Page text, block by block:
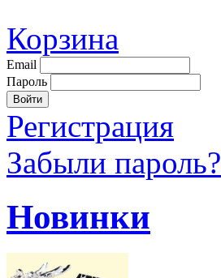
Корзина
Email
Пароль
Регистрация
Забыли пароль?
Новинки